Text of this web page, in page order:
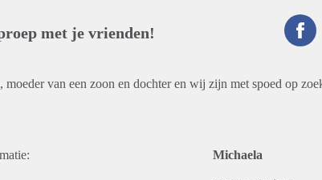
met je vrienden!
moeder van een zoon en dochter en wij zijn met spoed op
Michaela